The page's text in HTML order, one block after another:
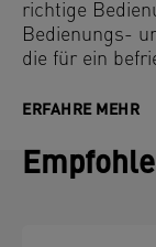
richtige
Bedienungs-
die für ein
ERFAHRE MEHR